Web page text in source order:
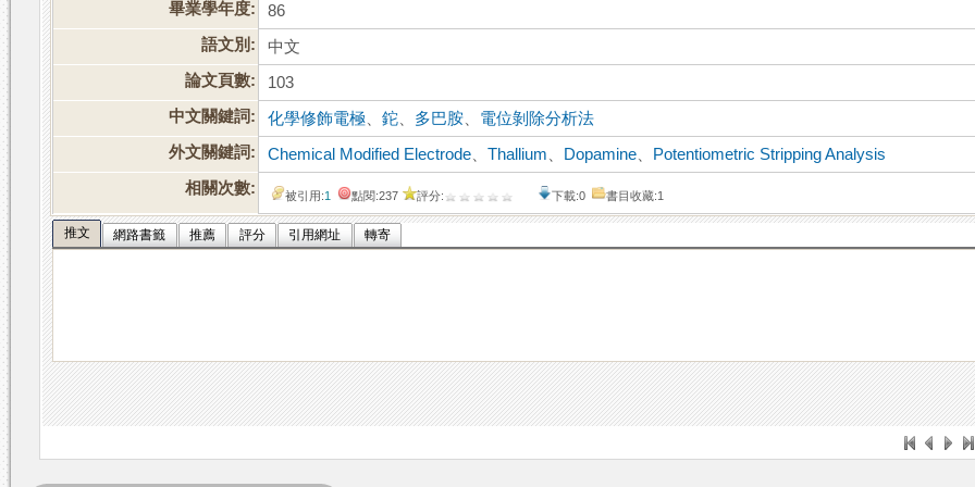
畢業學年度:
86
語文別:
中文
論文頁數:
103
中文關鍵詞:
化學修飾電極 、鉈 多巴胺
電位剝除分析法
外文關鍵詞:
Chemical Modified Electrode 、Thallium Dopamine
Potentiometric Stripping Analysis
相關次數:
被引用:1 點閱:237 評分: 下載:0 書目收藏:1
推文 網路書籤 推薦 評分 引用網址 轉寄